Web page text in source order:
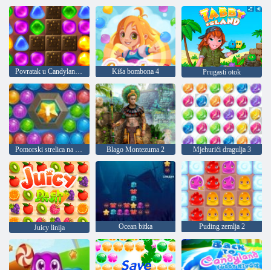
Povratak u Candyland 2 Kiša bombona 4 Prugasti otok
Pomorski strelica na mjehuriće Blago Montezuma 2 Mjehurići dragulja 3
Juicy linija Ocean bitka Puding zemlja 2